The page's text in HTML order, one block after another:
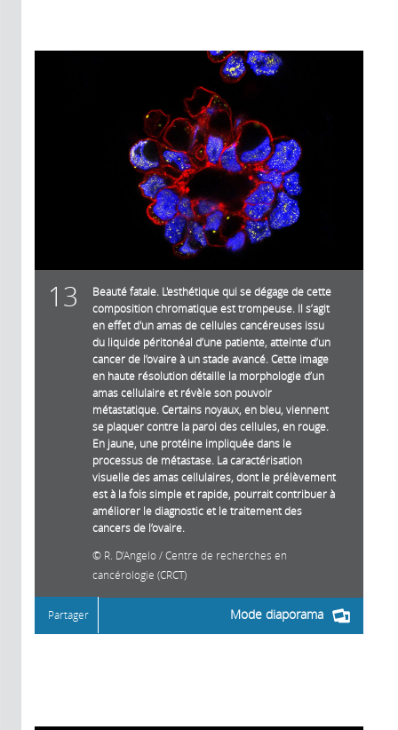
13
Beauté fatale. L'esthétique qui se dégage de cette
composition chromatique est trompeuse. Il s’agit
en effet d'un amas de cellules cancéreuses issu
du liquide péritonéal d’une patiente, atteinte d’un
cancer de l’ovaire à un stade avancé. Cette image
en haute résolution détaille la morphologie d’un
amas cellulaire et révèle son pouvoir
métastatique. Certains noyaux, en bleu, viennent
se plaquer contre la paroi des cellules, en rouge.
En jaune, une protéine impliquée dans le
processus de métastase. La caractérisation
visuelle des amas cellulaires, dont le prélèvement
est à la fois simple et rapide, pourrait contribuer à
améliorer le diagnostic et le traitement des
cancers de l’ovaire.
R. D’Angelo / Centre de recherches en
cancérologie (CRCT)
Mode diaporama
Partager